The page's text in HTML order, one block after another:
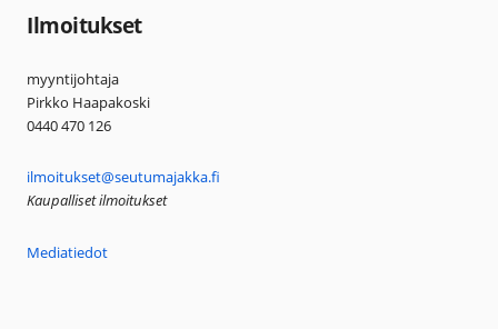
Ilmoitukset
myyntijohtaja
Pirkko Haapakoski
0440 470 126
ilmoitukset@seutumajakka.fi
Kaupalliset ilmoitukset
Mediatiedot